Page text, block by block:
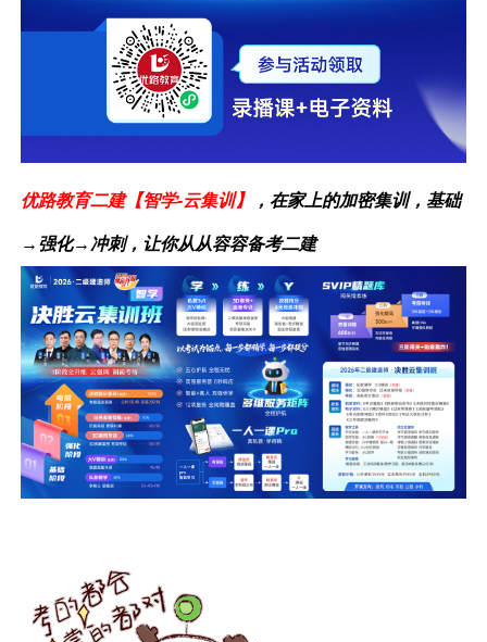
优路教育二建【智学-云集训】 ，在家上的加密集训，基础
→强化→冲刺，让你从从容容备考二建